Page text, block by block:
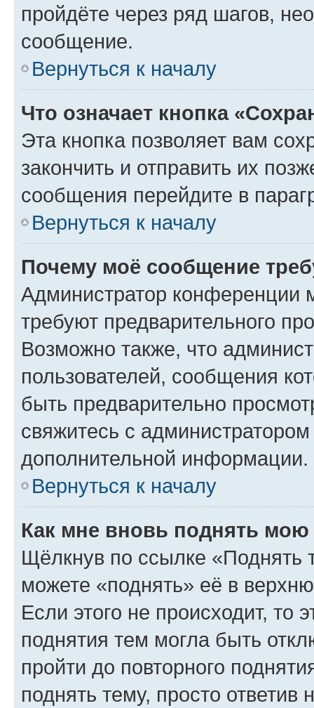
пройдёте через ряд шагов,
сообщение.
Вернуться к началу
Что означает кнопка
Эта кнопка позволяет вам
закончить и отправить их
сообщения перейдите в
Вернуться к началу
Почему моё сообщение
Администратор конференции
требуют предварительного
Возможно также, что
пользователей, сообщения
быть предварительно
свяжитесь с
дополнительной информации.
Вернуться к началу
Как мне вновь поднять мою
Щёлкнув по ссылке «Поднять
можете «поднять» её в
Если этого не происходит, то
поднятия тем могла быть
пройти до повторного
поднять тему, просто ответив